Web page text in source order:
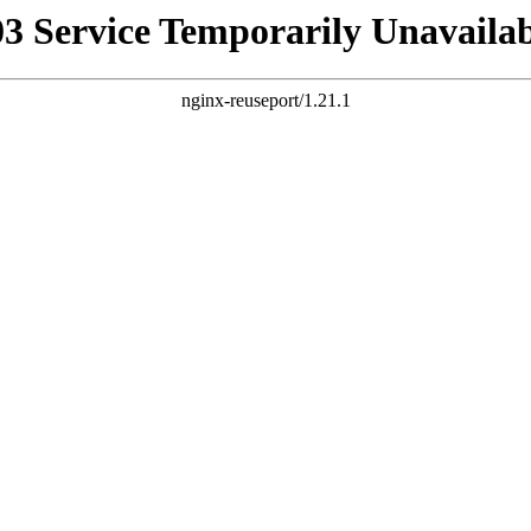
Service Temporarily
nginx-reuseport/1.21.1